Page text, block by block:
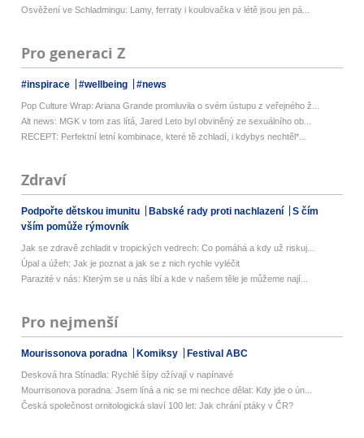
Osvěžení ve Schladmingu: Lamy, ferraty i koulovačka v létě jsou jen pá...
Pro generaci Z
#inspirace #wellbeing #news
Pop Culture Wrap: Ariana Grande promluvila o svém ústupu z veřejného ž...
Alt news: MGK v tom zas lítá, Jared Leto byl obviněný ze sexuálního ob...
RECEPT: Perfektní letní kombinace, které tě zchladí, i kdybys nechtěl*...
Zdraví
Podpořte dětskou imunitu Babské rady proti nachlazení
S čím
vším pomůže rýmovník
Jak se zdravě zchladit v tropických vedrech: Co pomáhá a kdy už riskuj...
Úpal a úžeh: Jak je poznat a jak se z nich rychle vyléčit
Parazité v nás: Kterým se u nás líbí a kde v našem těle je můžeme nají...
Pro nejmenší
Mourissonova poradna Komiksy Festival ABC
Desková hra Stínadla: Rychlé šípy ožívají v napínavé
Mourrisonova poradna: Jsem líná a nic se mi nechce dělat: Kdy jde o ún...
Česká společnost ornitologická slaví 100 let: Jak chrání ptáky v ČR?